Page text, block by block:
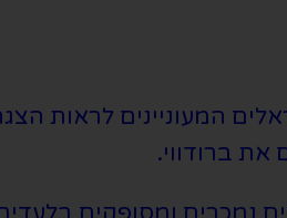
המעוניינים לראות
ברודווי.